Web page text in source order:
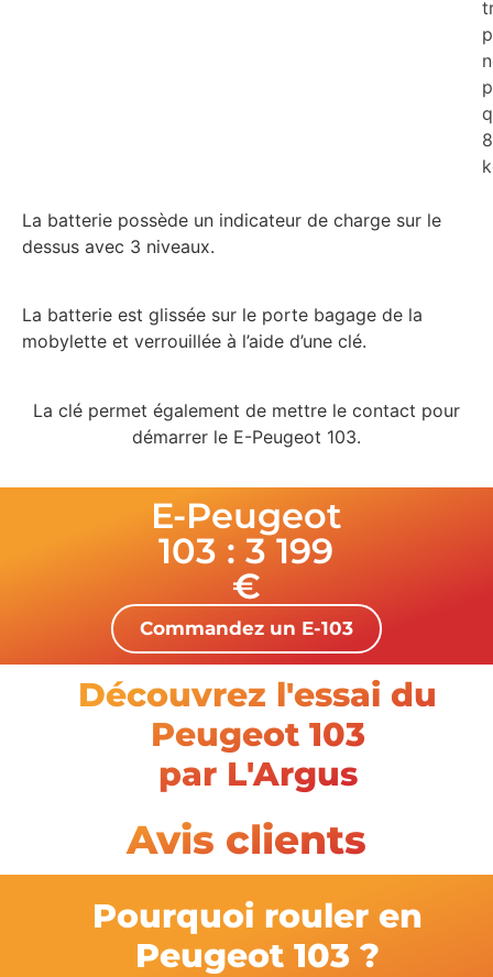
8
La batterie possède un indicateur de charge sur le
dessus avec 3 niveaux.
La batterie est glissée sur le porte bagage de la
mobylette et verrouillée à l’aide d’une clé.
La clé permet également de mettre le contact pour
démarrer le E-Peugeot 103.
E-Peugeot
103 : 3 199
€
Commandez un E-103
Découvrez l'essai du
Peugeot 103
par L'Argus
Avis clients
Pourquoi rouler en
Peugeot 103 ?